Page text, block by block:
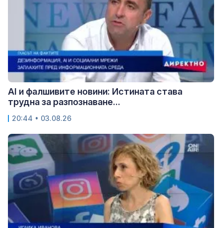
AI и фалшивите новини: Истината става
трудна за разпознаване...
20:44 • 03.08.26